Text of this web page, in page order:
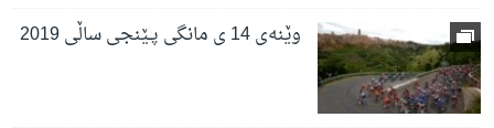
وێنەی 14 ی مانگی پـێنجی ساڵی 2019